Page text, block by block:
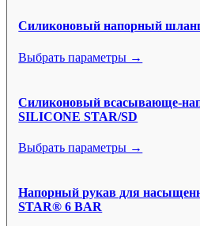
Силиконовый напорный
Выбрать параметры →
Силиконовый всасывающе-
SILICONE STAR/SD
Выбрать параметры →
Напорный рукав для
STAR® 6 BAR